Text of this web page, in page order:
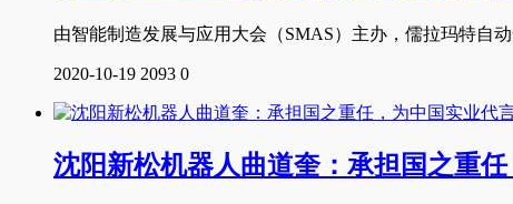
由智能制造发展与应用大会（SMAS）主办，儒拉玛特自
2020-10-19 2093 0
沈阳新松机器人曲道奎：承担国之重